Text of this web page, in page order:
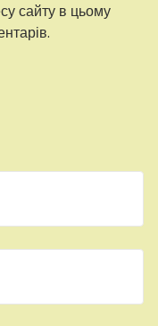
сайту в цьому